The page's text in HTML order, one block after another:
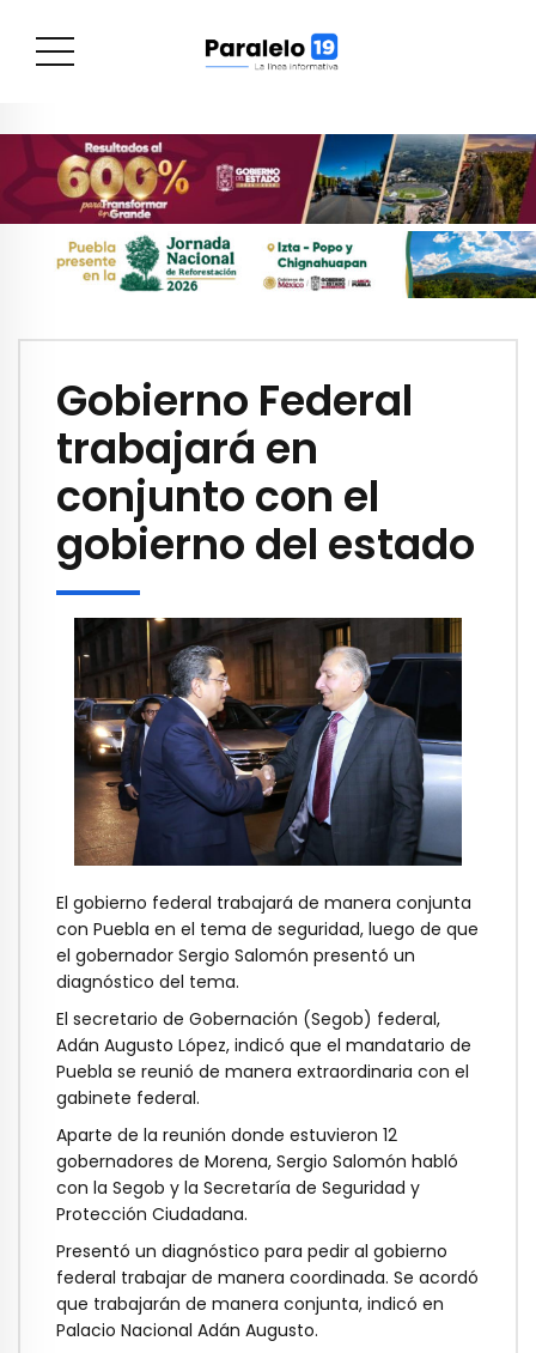
Gobierno Federal
trabajará en
conjunto con el
gobierno del estado
El gobierno federal trabajará de manera conjunta
con Puebla en el tema de seguridad, luego de que
el gobernador Sergio Salomón presentó un
diagnóstico del tema.
El secretario de Gobernación (Segob) federal,
Adán Augusto López, indicó que el mandatario de
Puebla se reunió de manera extraordinaria con el
gabinete federal.
Aparte de la reunión donde estuvieron 12
gobernadores de Morena, Sergio Salomón habló
con la Segob y la Secretaría de Seguridad y
Protección Ciudadana.
Presentó un diagnóstico para pedir al gobierno
federal trabajar de manera coordinada. Se acordó
que trabajarán de manera conjunta, indicó en
Palacio Nacional Adán Augusto.